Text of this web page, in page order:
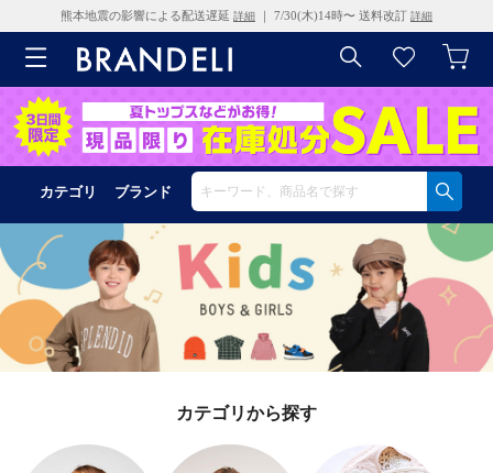
熊本地震の影響による配送遅延 詳細 ｜ 7/30(木)14時〜 送料改訂 詳細
カテゴリ ブランド
カテゴリから探す